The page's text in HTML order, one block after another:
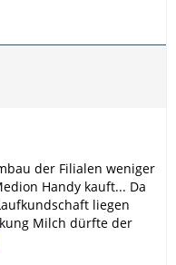
der Filialen weniger
Handy kauft... Da
liegen
Milch dürfte der